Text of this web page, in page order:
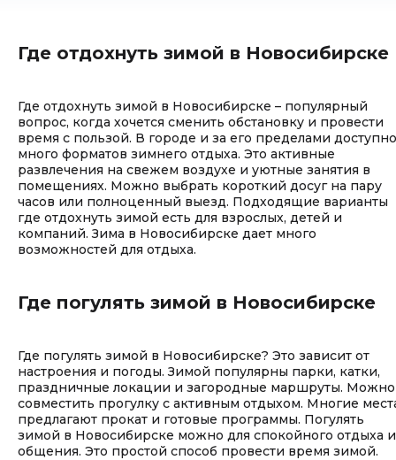
Где отдохнуть зимой в Новосибирске
Где отдохнуть зимой в Новосибирске – популярный
вопрос, когда хочется сменить обстановку и провести
время с пользой. В городе и за его пределами доступно
много форматов зимнего отдыха. Это активные
развлечения на свежем воздухе и уютные занятия в
помещениях. Можно выбрать короткий досуг на пару
часов или полноценный выезд. Подходящие варианты
где отдохнуть зимой есть для взрослых, детей и
компаний. Зима в Новосибирске дает много
возможностей для отдыха.
Где погулять зимой в Новосибирске
Где погулять зимой в Новосибирске? Это зависит от
настроения и погоды. Зимой популярны парки, катки,
праздничные локации и загородные маршруты. Можно
совместить прогулку с активным отдыхом. Многие
предлагают прокат и готовые программы. Погулять
зимой в Новосибирске можно для спокойного отдыха и
общения. Это простой способ провести время зимой.